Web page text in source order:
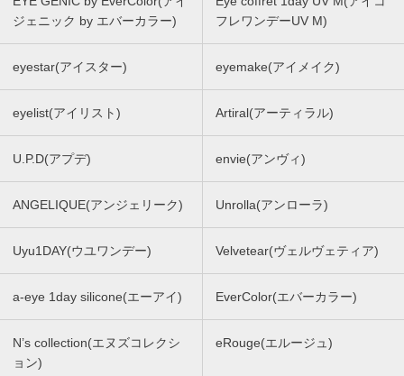
ジェニック by エバーカラー)
フレワンデーUV M)
eyestar(アイスター) eyemake(アイメイク)
eyelist(アイリスト) Artiral(アーティラル)
U.P.D(アプデ) envie(アンヴィ)
ANGELIQUE(アンジェリーク) Unrolla(アンローラ)
Uyu1DAY(ウユワンデー) Velvetear(ヴェルヴェティア)
a-eye 1day silicone(エーアイ) EverColor(エバーカラー)
N’s collection(エヌズコレクシ
ョン)
eRouge(エルージュ)